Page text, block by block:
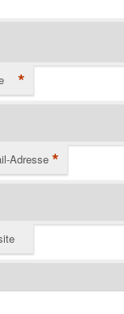
*
Adresse *